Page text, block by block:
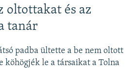
oltottakat és az
tanár
padba ültette a be nem oltott
köhögjék le a társaikat a Tolna